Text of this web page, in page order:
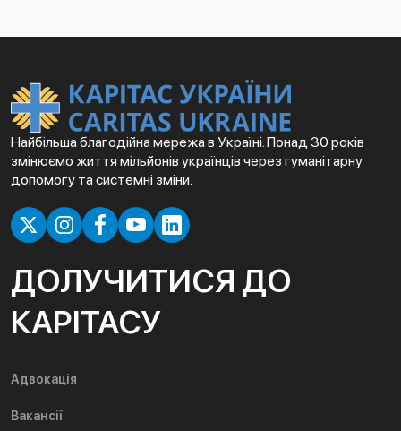
Найбільша благодійна мережа в Україні. Понад 30 років
змінюємо життя мільйонів українців через гуманітарну
допомогу та системні зміни.
ДОЛУЧИТИСЯ ДО
КАРІТАСУ
Адвокація
Вакансії